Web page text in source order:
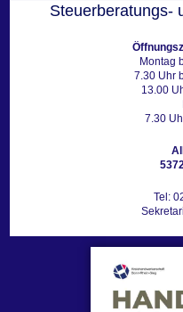
Steuerberatungs-
Montag
7.30 Uhr
13.00
7.30
Tel: